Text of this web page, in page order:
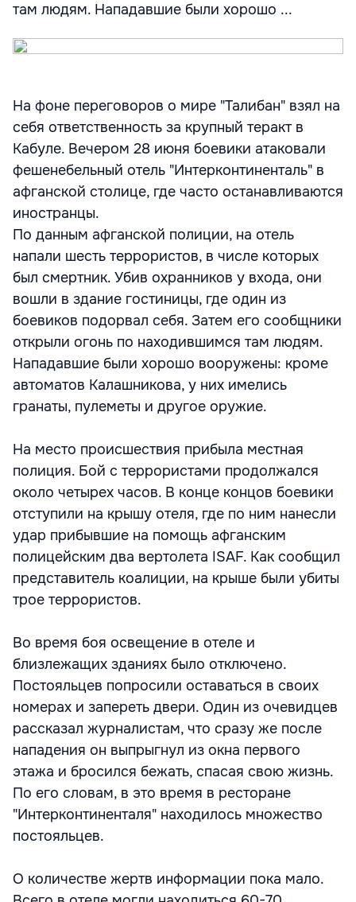
там людям. Нападавшие были хорошо ...
На фоне переговоров о мире "Талибан" взял на
себя ответственность за крупный теракт в
Кабуле. Вечером 28 июня боевики атаковали
фешенебельный отель "Интерконтиненталь" в
афганской столице, где часто останавливаются
иностранцы.
По данным афганской полиции, на отель
напали шесть террористов, в числе которых
был смертник. Убив охранников у входа, они
вошли в здание гостиницы, где один из
боевиков подорвал себя. Затем его сообщники
открыли огонь по находившимся там людям.
Нападавшие были хорошо вооружены: кроме
автоматов Калашникова, у них имелись
гранаты, пулеметы и другое оружие.
На место происшествия прибыла местная
полиция. Бой с террористами продолжался
около четырех часов. В конце концов боевики
отступили на крышу отеля, где по ним нанесли
удар прибывшие на помощь афганским
полицейским два вертолета ISAF. Как сообщил
представитель коалиции, на крыше были убиты
трое террористов.
Во время боя освещение в отеле и
близлежащих зданиях было отключено.
Постояльцев попросили оставаться в своих
номерах и запереть двери. Один из очевидцев
рассказал журналистам, что сразу же после
нападения он выпрыгнул из окна первого
этажа и бросился бежать, спасая свою жизнь.
По его словам, в это время в ресторане
"Интерконтиненталя" находилось множество
постояльцев.
О количестве жертв информации пока мало.